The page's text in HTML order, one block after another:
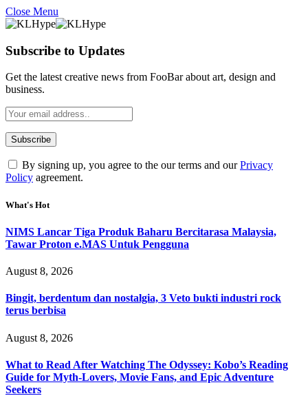
Close Menu
Subscribe to Updates
Get the latest creative news from FooBar about art, design and
business.
By signing up, you agree to the our terms and ourPrivacy
Policy agreement.
What's Hot
NIMS Lancar Tiga Produk Baharu Bercitarasa Malaysia,
Tawar Proton e.MAS Untuk Pengguna
August 8, 2026
Bingit, berdentum dan nostalgia, 3 Veto bukti industri rock
terus berbisa
August 8, 2026
What to Read After Watching The Odyssey: Kobo’s Reading
Guide for Myth-Lovers, Movie Fans, and Epic Adventure
Seekers